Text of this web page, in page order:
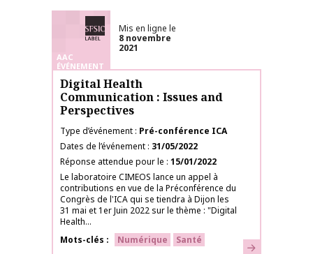
Labélisé SFSIC
AAC
ÉVÉNEMENT
Mis en ligne le
8 novembre
2021
Digital Health
Communication : Issues and
Perspectives
Type d’événement Pré-conférence ICA
Dates de l’événement 31/05/2022
Réponse attendue pour le 15/01/2022
Le laboratoire CIMEOS lance un appel à
contributions en vue de la Préconférence du
Congrès de l'ICA qui se tiendra à Dijon les
31 mai et 1er Juin 2022 sur le thème : "Digital
Health...
Mots-clés
Numérique Santé En savoir plus